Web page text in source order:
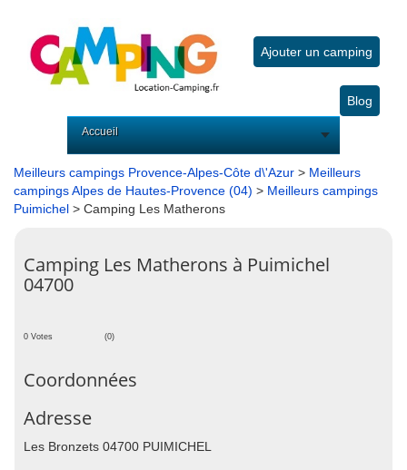
Ajouter un camping
Blog
Accueil
Meilleurs campings Provence-Alpes-Côte d\'Azur > Meilleurs
campings Alpes de Hautes-Provence (04) > Meilleurs campings
Puimichel > Camping Les Matherons
Camping Les Matherons à Puimichel
04700
0 Votes (0)
Coordonnées
Adresse
Les Bronzets 04700 PUIMICHEL